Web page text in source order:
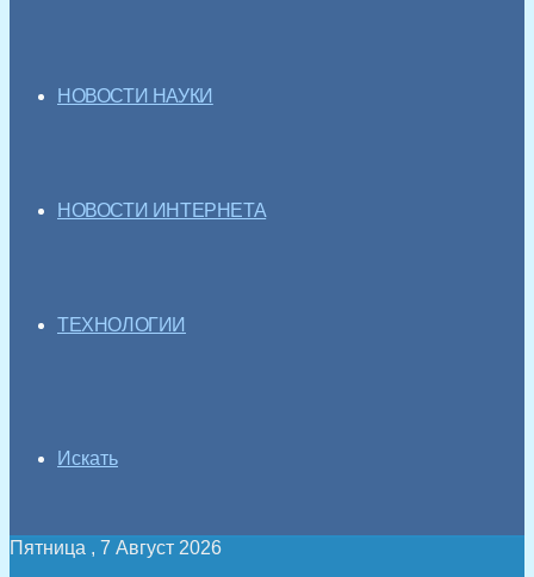
НОВОСТИ НАУКИ
НОВОСТИ ИНТЕРНЕТА
ТЕХНОЛОГИИ
Искать
Пятница , 7 Август 2026